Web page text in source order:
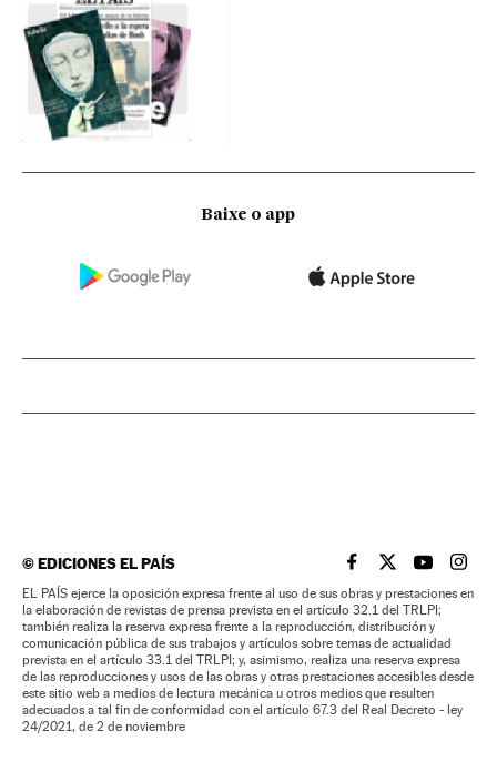
Baixe o app
©EDICIONES EL PAÍS EL PAÍS BRASIL EN
EL PAÍSEL PAÍS
EL
EL PAÍS ejerce la oposición expresa frente al uso de sus obras y prestaciones en
la elaboración de revistas de prensa prevista en el artículo 32.1 del TRLPI;
también realiza la reserva expresa frente a la reproducción, distribución y
comunicación pública de sus trabajos y artículos sobre temas de actualidad
prevista en el artículo 33.1 del TRLPI; y, asimismo, realiza una reserva expresa
de las reproducciones y usos de las obras y otras prestaciones accesibles desde
este sitio web a medios de lectura mecánica u otros medios que resulten
adecuados a tal fin de conformidad con el artículo 67.3 del Real Decreto - ley
24/2021, de 2 de noviembre